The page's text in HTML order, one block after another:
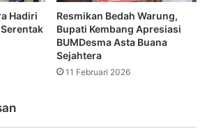
Hadiri
Resmikan Bedah Warung,
Bupati Kembang Apresiasi
BUMDesma Asta Buana
Sejahtera
11 Februari 2026